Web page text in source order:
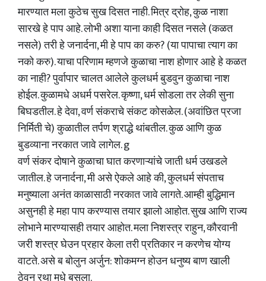
मारण्यात मला कुठेच सुख दिसत नाही. मित्र द्रोह, कुळ नाशा
सारखे हे पाप आहे. लोभी अशा याना काही दिसत नसले (कळत
नसले) तरी हे जनार्दना, मी हे पाप का करु? (या पापाचा त्याग का
नको करु). याचा परिणाम म्हणजे कुळाचा नाश होणार आहे हे कळत
का नाही? पुर्वापार चालत आलेले कुलधर्म बुडवुन कुळाचा नाश
होईल. कुळामधे अधर्म पसरेल. कृष्णा, धर्म सोडला तर लेकी सुना
बिघडतील. हे देवा, वर्ण संकराचे संकट कोसळेल. (अवांछित प्रजा
निर्मिती चे) कुळातील तर्पण श्राद्धे थांबतील. कुळ आणि कुळ
बुडव्याना नरकात जावे लागेल. g
वर्ण संकर दोषाने कुळाचा घात करणाऱ्यांचे जाती धर्म उखडले
जातील. हे जनार्दना, मी असे ऐकले आहे की, कुलधर्म संपताच
मनुष्याला अनंत काळासाठी नरकात जावे लागते. आम्ही बुद्धिमान
असुनही हे महा पाप करण्यास तयार झालो आहोत. सुख आणि राज्य
लोभाने मारण्यासही तयार आहोत. मला निशस्त्र राहुन, कौरवानी
जरी शस्त्र घेउन प्रहार केला तरी प्रतिकार न करणेच योग्य
वाटते. असे ब बोलुन अर्जुन: शोकमग्न होउन धनुष्य बाण खाली